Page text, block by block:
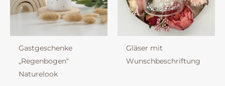
Gastgeschenke
„Regenbogen“
Naturelook
Gläser mit
Wunschbeschriftung